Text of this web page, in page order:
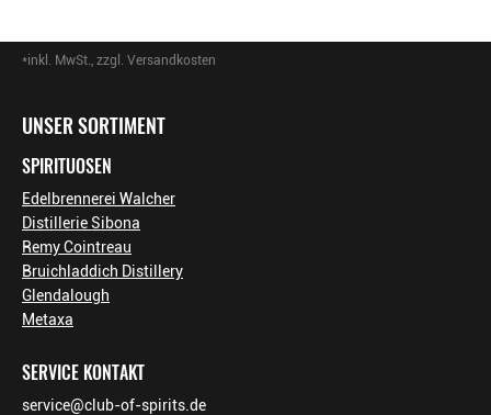
*inkl. MwSt., zzgl. Versandkosten
UNSER SORTIMENT
SPIRITUOSEN
Edelbrennerei Walcher
Distillerie Sibona
Remy Cointreau
Bruichladdich Distillery
Glendalough
Metaxa
SERVICE KONTAKT
service@club-of-spirits.de